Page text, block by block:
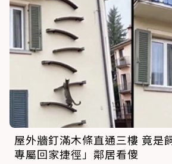
屋外牆釘滿木條直通三樓 竟是
專屬回家捷徑」鄰居看傻